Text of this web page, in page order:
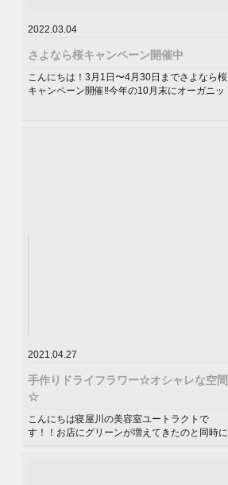
2022.03.04
さよなら桜キャンペーン開催中
こんにちは！3月1日〜4月30日までさよなら桜
キャンペーン開催‼️今年の10月末にオーガニッ
2021.04.27
手作りドライフラワー☆オシャレな空間
☆
こんにちは寝屋川の美容室ユートラクトで
す！！お店にグリーンが増えてきたのと同時に